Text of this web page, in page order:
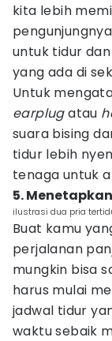
kita lebih
untuk tidur
yang ada di
Untuk
earplugatau
suara bising
tidur lebih
tenaga untuk
5.
ilustrasi dua pria
Buat kamu
perjalanan
mungkin bisa
harus mulai
jadwal tidur
waktu sebaik